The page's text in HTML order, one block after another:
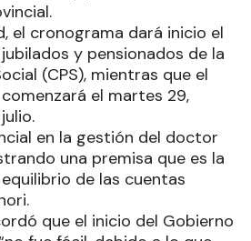
el cronograma dará inicio el
y pensionados de la
(CPS), mientras que el
el martes 29,
en la gestión del doctor
una premisa que es la
de las cuentas
que el inicio del Gobierno